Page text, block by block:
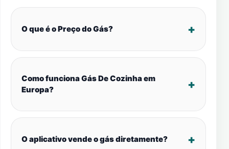
O que é o Preço do Gás?
Como funciona Gás De Cozinha em
Europa?
O aplicativo vende o gás diretamente?